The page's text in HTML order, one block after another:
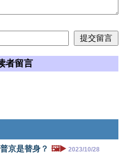
者留言
京是替身？ 🖼️▶️ 2023/10/28